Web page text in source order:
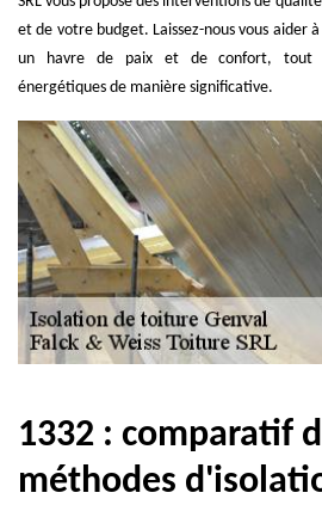
et de votre budget. Laissez-nous vous aider
un havre de paix et de confort, tout
énergétiques de manière significative.
1332 : comparatif
méthodes